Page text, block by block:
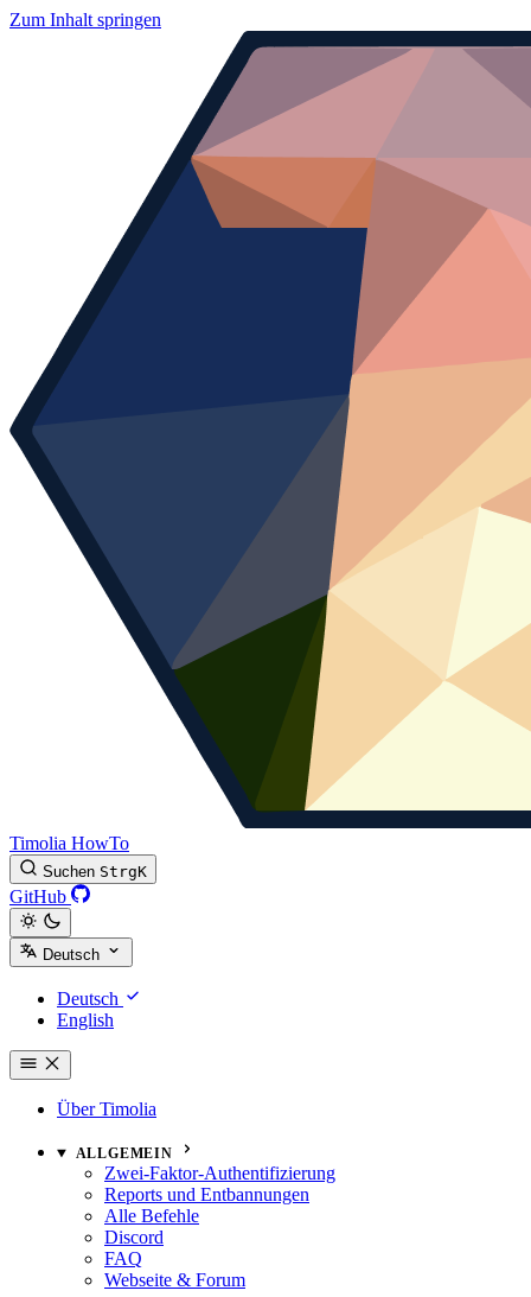
Zum Inhalt springen
Timolia HowTo
Suchen StrgK
GitHub
Deutsch
Deutsch
English
Über Timolia
ALLGEMEIN
Zwei-Faktor-Authentifizierung
Reports und Entbannungen
Alle Befehle
Discord
FAQ
Webseite & Forum